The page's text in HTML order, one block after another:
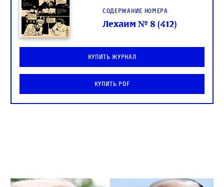
Содержание номера
Лехаим № 8 (412)
Купить журнал
Купить PDF